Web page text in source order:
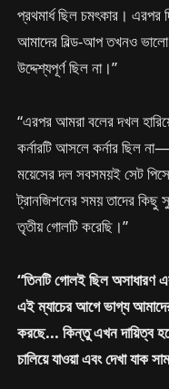
প্রথমার্ধ ছিল চমৎকার। এরপর
আমাদের বিল্ড-আপ তখনও
উদ্দেশ্যপূর্ণ ছিল না।”
“এরপর আমরা বলের দখল
কর্নারটি আসলে কর্নার ছিল
ময়েসের দল সবসময়ই সেট
ট্রানজিশনের সময় তাদের কিছু
তৃতীয় গোলটি করেছি।”
“তিনটি গোলই ছিল অসাধারণ
এই ম্যাচের আগে ভাগ্য
করছে... কিন্তু এখন দায়িত্ব হলো
চালিয়ে যাওয়া এবং দেখা যাক